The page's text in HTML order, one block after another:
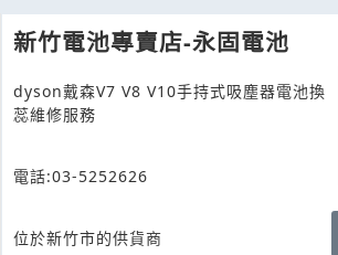
新竹電池專賣店-永固電池
dyson戴森V7 V8 V10手持式吸塵器電池換
蕊維修服務
電話:03-5252626
位於新竹市的供貨商